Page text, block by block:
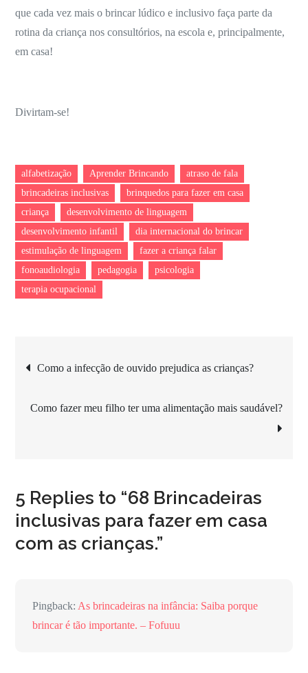
que cada vez mais o brincar lúdico e inclusivo faça parte da
rotina da criança nos consultórios, na escola e, principalmente,
em casa!
Divirtam-se!
alfabetização Aprender Brincando
atraso de fala
brincadeiras inclusivas
brinquedos para fazer em casa
criança
desenvolvimento de linguagem
desenvolvimento infantil
dia internacional do brincar
estimulação de linguagem
fazer a criança falar
fonoaudiologia
pedagogia
psicologia
terapia ocupacional
Navegação
de
Como a infecção de ouvido prejudica as crianças?
Como fazer meu filho ter uma alimentação mais saudável?
5 Replies to “68 Brincadeiras
inclusivas para fazer em casa
com as crianças.”
Pingback: As brincadeiras na infância: Saiba porque
brincar é tão importante. – Fofuuu